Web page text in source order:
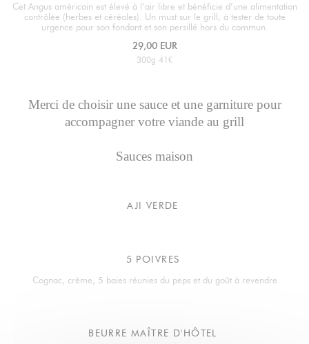
Cet Angus américain est élevé à l’air libre et bénéficie d’une alimentation
contrôlée (herbes et céréales). Un must sur le grill, à tester de toute
urgence pour son fondant et son persillé hors du commun.
29,00 EUR
300g 41€
Merci de choisir une sauce et une garniture pour
accompagner votre viande au grill
Sauces maison
AJI VERDE
5 POIVRES
Cognac, crème, 5 baies réunies du peps et du goût à revendre
BEURRE MAÎTRE D'HÔTEL